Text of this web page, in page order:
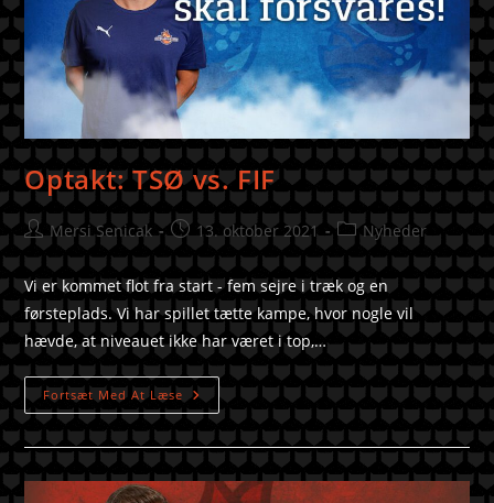
Optakt: TSØ vs. FIF
Mersi Senicak 13. oktober 2021 Nyheder
Vi er kommet flot fra start - fem sejre i træk og en
førsteplads. Vi har spillet tætte kampe, hvor nogle vil
hævde, at niveauet ikke har været i top,…
Fortsæt Med At Læse